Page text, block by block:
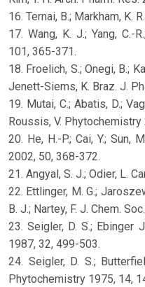
16. Ternai, B.; Markham, K.
17. Wang, K. J.; Yang, C.-
101, 365-371.
18. Froelich, S.; Onegi, B.;
Jenett-Siems, K. Braz. J.
19. Mutai, C.; Abatis, D.;
Roussis, V.
20. He, H.-P.; Cai, Y.; Sun,
2002, 50, 368-372.
21. Angyal, S. J.; Odier, L.
22. Ettlinger, M. G.;
B. J.; Nartey, F. J. Chem.
23. Seigler, D. S.; Ebinger
1987, 32, 499-503.
24. Seigler, D. S.;
Phytochemistry 1975, 14,